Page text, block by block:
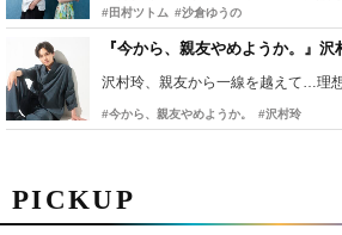
PICKUP
#田村ツトム #沙倉ゆうの
『今から、親友やめようか。』
沢村玲、親友から一線を越えて…理
#今から、親友やめようか。 #沢村玲